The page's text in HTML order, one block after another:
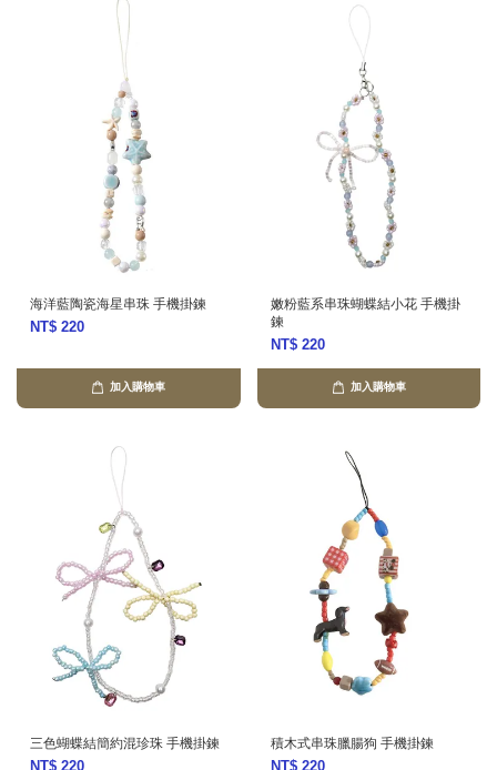
海洋藍陶瓷海星串珠 手機掛鍊
NT$ 220
加入購物車
嫩粉藍系串珠蝴蝶結小花 手機掛
鍊
NT$ 220
加入購物車
三色蝴蝶結簡約混珍珠 手機掛鍊
NT$ 220
積木式串珠臘腸狗 手機掛鍊
NT$ 220